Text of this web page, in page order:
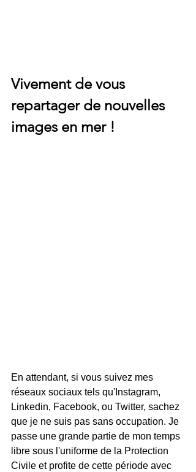
Vivement de vous
repartager de nouvelles
images en mer !
En attendant, si vous suivez mes
réseaux sociaux tels qu'Instagram,
Linkedin, Facebook, ou Twitter, sachez
que je ne suis pas sans occupation. Je
passe une grande partie de mon temps
libre sous l'uniforme de la Protection
Civile et profite de cette période avec